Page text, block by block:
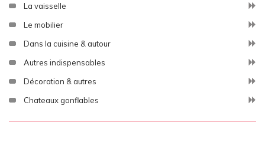
La vaisselle
Le mobilier
Dans la cuisine & autour
Autres indispensables
Décoration & autres
Chateaux gonflables